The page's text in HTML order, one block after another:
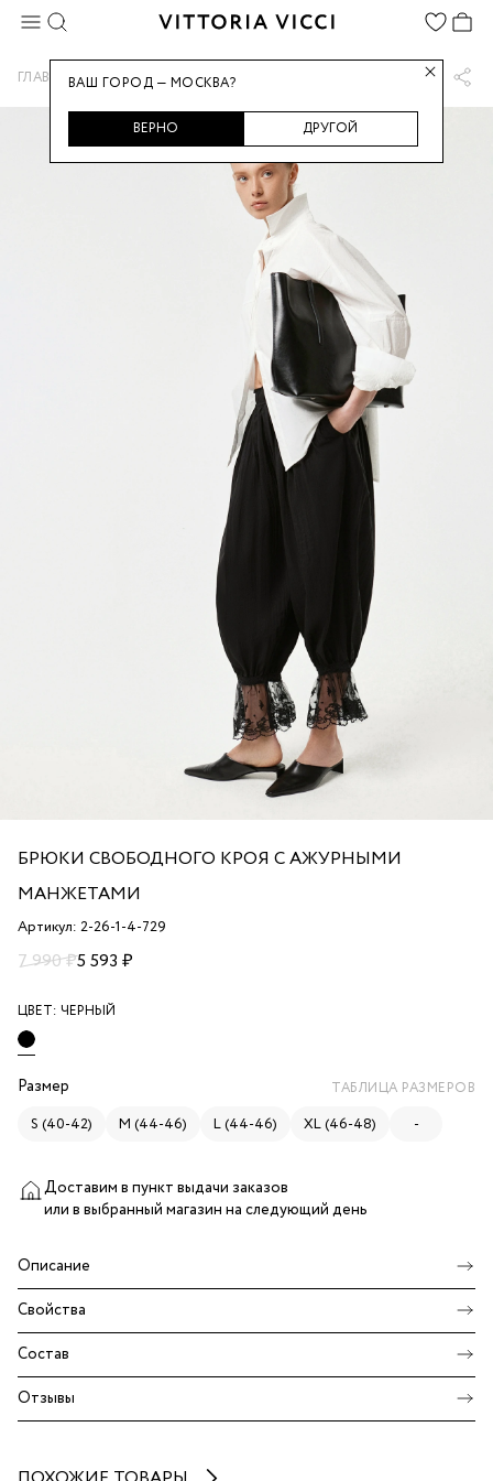
ГЛАВНАЯ...БРЮКИ ЖЕНСКИЕ
БРЮКИ СВОБОДНОГО КРОЯ С АЖУРНЫМИ
МАНЖЕТАМИ
Артикул: 2-26-1-4-729
7 990 ₽5 593 ₽
ЦВЕТ: ЧЕРНЫЙ
Размер ТАБЛИЦА РАЗМЕРОВ
S (40-42) M (44-46) L (44-46) XL (46-48) -
Доставим в пункт выдачи заказов
или в выбранный магазин на следующий день
Описание
Свойства
Состав
Отзывы
ВАШ ГОРОД — МОСКВА?
ВЕРНО ДРУГОЙ